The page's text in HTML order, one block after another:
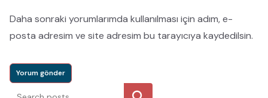
Daha sonraki yorumlarımda kullanılması için adım, e-
posta adresim ve site adresim bu tarayıcıya kaydedilsin.